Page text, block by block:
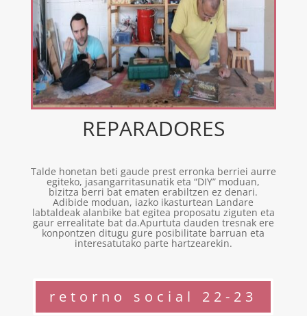
REPARADORES
Talde honetan beti gaude prest erronka berriei aurre
egiteko, jasangarritasunatik eta “DIY” moduan,
bizitza berri bat ematen erabiltzen ez denari.
Adibide moduan, iazko ikasturtean Landare
labtaldeak alanbike bat egitea proposatu ziguten eta
gaur errealitate bat da.Apurtuta dauden tresnak ere
konpontzen ditugu gure posibilitate barruan eta
interesatutako parte hartzearekin.
retorno social 22-23